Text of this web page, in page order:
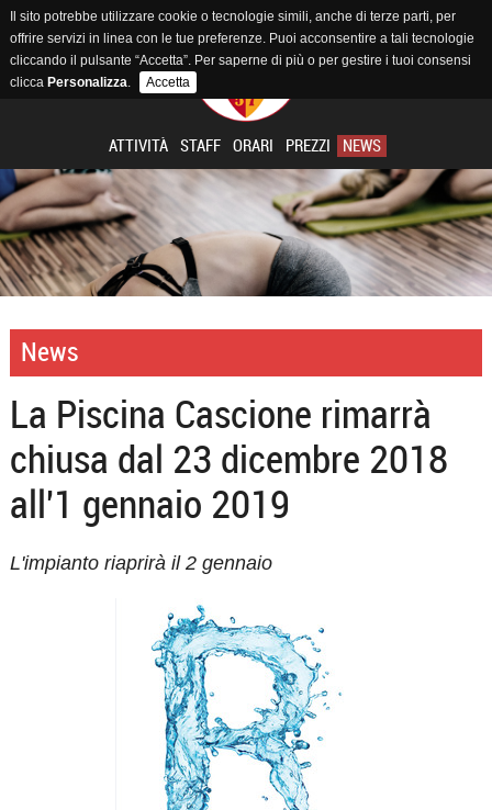
ATTIVITÀ STAFF ORARI PREZZI NEWS
News
La Piscina Cascione rimarrà
chiusa dal 23 dicembre 2018
all'1 gennaio 2019
L'impianto riaprirà il 2 gennaio
Il sito potrebbe utilizzare cookie o tecnologie simili, anche di terze parti, per
offrire servizi in linea con le tue preferenze. Puoi acconsentire a tali tecnologie
cliccando il pulsante “Accetta”. Per saperne di più o per gestire i tuoi consensi
clicca Personalizza. Accetta